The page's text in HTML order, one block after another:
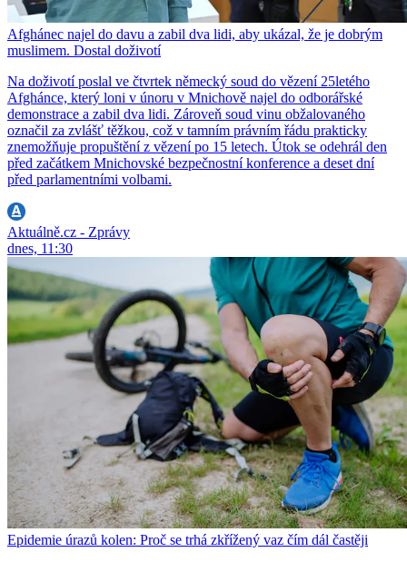
Afghánec najel do davu a zabil dva lidi, aby ukázal, že je dobrým
muslimem. Dostal doživotí
Na doživotí poslal ve čtvrtek německý soud do vězení 25letého
Afghánce, který loni v únoru v Mnichově najel do odborářské
demonstrace a zabil dva lidi. Zároveň soud vinu obžalovaného
označil za zvlášť těžkou, což v tamním právním řádu prakticky
znemožňuje propuštění z vězení po 15 letech. Útok se odehrál den
před začátkem Mnichovské bezpečnostní konference a deset dní
před parlamentními volbami.
Aktuálně.cz - Zprávy
dnes, 11:30
Epidemie úrazů kolen: Proč se trhá zkřížený vaz čím dál častěji